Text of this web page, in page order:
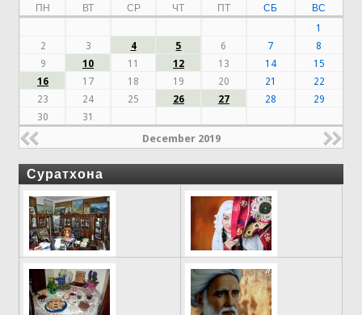
ПН ВТ СР ЧТ ПТ СБ
ВС
1
2
3 4 5 6 7
8
9
10 11 12 13 14
15
16
17 18 19 20 21
22
23
24 25 26 27 28
29
30
31
December 2019
Суратхона